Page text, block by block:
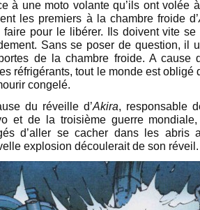
à une moto volante qu’ils ont volée
les premiers à la chambre froide d’
faire pour le libérer. Ils doivent vite
Sans se poser de question, il
de la chambre froide. A cause
réfrigérants, tout le monde est obligé
congelé.
du réveille d’Akira, responsable
et de la troisième guerre
d’aller se cacher dans les abris
explosion découlerait de son réveil.